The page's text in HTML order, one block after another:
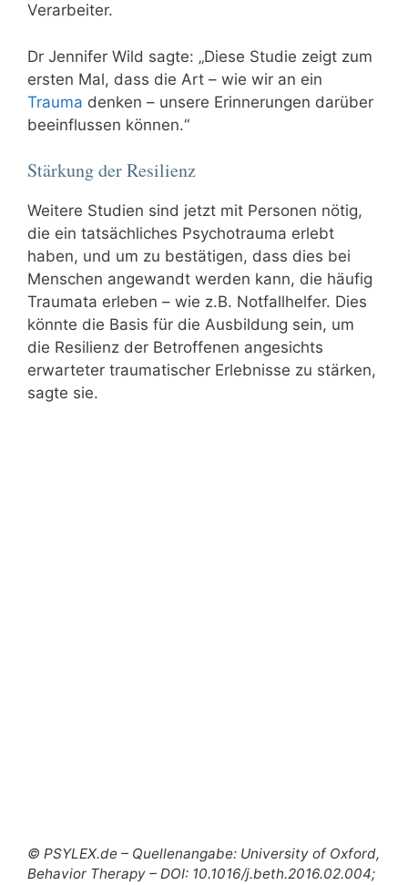
Verarbeiter.
Dr Jennifer Wild sagte: „Diese Studie zeigt zum
ersten Mal, dass die Art – wie wir an ein
Trauma denken – unsere Erinnerungen darüber
beeinflussen können.“
Stärkung der Resilienz
Weitere Studien sind jetzt mit Personen nötig,
die ein tatsächliches Psychotrauma erlebt
haben, und um zu bestätigen, dass dies bei
Menschen angewandt werden kann, die häufig
Traumata erleben – wie z.B. Notfallhelfer. Dies
könnte die Basis für die Ausbildung sein, um
die Resilienz der Betroffenen angesichts
erwarteter traumatischer Erlebnisse zu stärken,
sagte sie.
© PSYLEX.de – Quellenangabe: University of Oxford,
Behavior Therapy – DOI: 10.1016/j.beth.2016.02.004;